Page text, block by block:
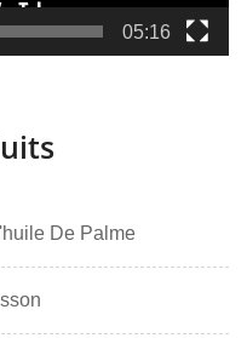
05:16
De Palme